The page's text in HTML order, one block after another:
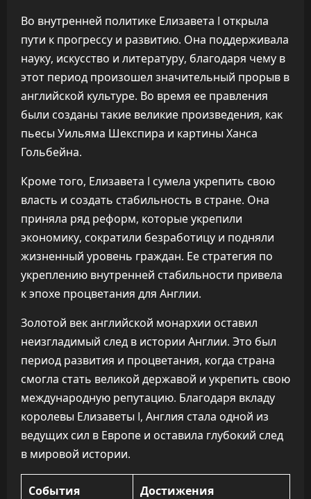
Во внутренней политике Елизавета I открыла
пути к прогрессу и развитию. Она поддерживала
науку, искусство и литературу, благодаря чему в
этот период произошел значительный прорыв в
английской культуре. Во время ее правления
были созданы такие великие произведения, как
пьесы Уильяма Шекспира и картины Ханса
Гольбейна.
Кроме того, Елизавета I сумела укрепить свою
власть и создать стабильность в стране. Она
приняла ряд реформ, которые укрепили
экономику, сократили безработицу и подняли
жизненный уровень граждан. Ее стратегия по
укреплению внутренней стабильности привела
к эпохе процветания для Англии.
Золотой век английской монархии оставил
неизгладимый след в истории Англии. Это был
период развития и процветания, когда страна
смогла стать великой державой и укрепить свою
международную репутацию. Благодаря вкладу
королевы Елизаветы I, Англия стала одной из
ведущих сил в Европе и оставила глубокий след
в мировой истории.
События Достижения